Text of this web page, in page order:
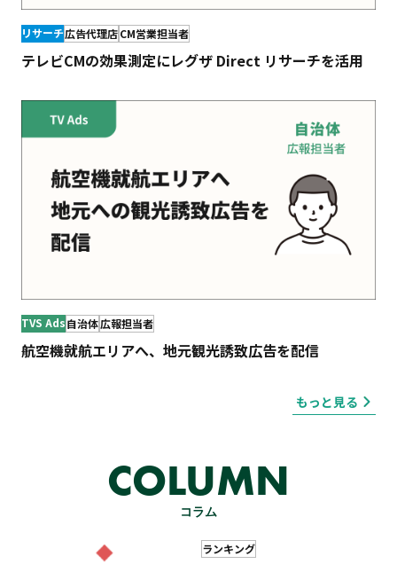
リサーチ広告代理店CM営業担当者
テレビCMの効果測定にレグザ Direct リサーチを活用
TVS Ads自治体広報担当者
航空機就航エリアへ、地元観光誘致広告を配信
もっと見る
COLUMN
コラム
ランキング